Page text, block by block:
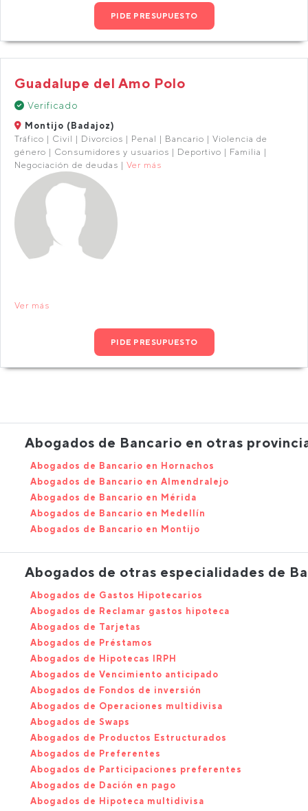
PIDE PRESUPUESTO
Guadalupe del Amo Polo
Verificado
Montijo (Badajoz)
Tráfico | Civil | Divorcios | Penal | Bancario | Violencia de
género | Consumidores y usuarios | Deportivo | Familia |
Negociación de deudas | Ver más
Ver más
PIDE PRESUPUESTO
Abogados de Bancario en otras
Abogados de Bancario en Hornachos
Abogados de Bancario en Almendralejo
Abogados de Bancario en Mérida
Abogados de Bancario en Medellín
Abogados de Bancario en Montijo
Abogados de otras especialidades de
Abogados de Gastos Hipotecarios
Abogados de Reclamar gastos hipoteca
Abogados de Tarjetas
Abogados de Préstamos
Abogados de Hipotecas IRPH
Abogados de Vencimiento anticipado
Abogados de Fondos de inversión
Abogados de Operaciones multidivisa
Abogados de Swaps
Abogados de Productos Estructurados
Abogados de Preferentes
Abogados de Participaciones preferentes
Abogados de Dación en pago
Abogados de Hipoteca multidivisa